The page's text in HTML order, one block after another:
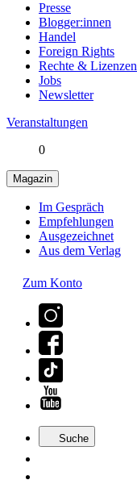
Presse
Blogger:innen
Handel
Foreign Rights
Rechte & Lizenzen
Jobs
Newsletter
Veranstaltungen
0
Magazin
Im Gespräch
Empfehlungen
Ausgezeichnet
Aus dem Verlag
Zum Konto
Suche